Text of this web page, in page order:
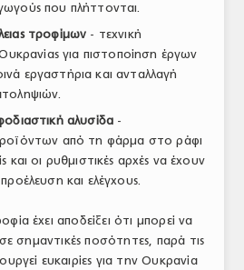
που πλήττονται.
τροφίμων - τεχνική
για πιστοποίηση έργων
εργαστήρια και ανταλλαγή
αλυσίδα -
από τη φάρμα στο ράφι
και οι ρυθμιστικές αρχές να έχουν
και ελέγχους.
έχει αποδείξει ότι μπορεί να
σημαντικές ποσότητες, παρά τις
ευκαιρίες για την Ουκρανία